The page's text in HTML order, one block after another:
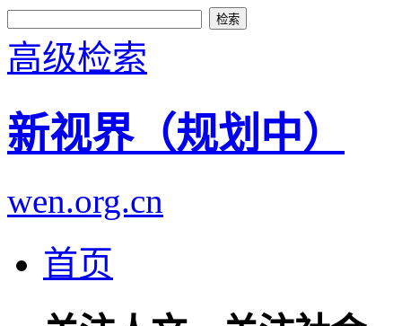
高级检索
新视界（规划中）
wen.org.cn
首页